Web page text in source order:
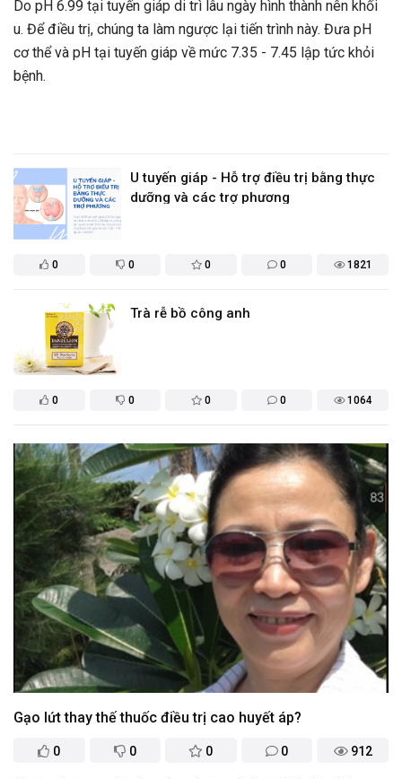
độc uống hằng ngày. Các nghiên cứu gần đây cho thấy bồ
công anh có khả năng chống ung thư rất tốt.
0 0 0 0 1821
U tuyến giáp - Hỗ trợ điều trị bằng thực
dưỡng và các trợ phương
0 0 0 0 1064
Trà rễ bồ công anh
Gạo lứt thay thế thuốc điều trị cao huyết áp?
0 0 0 0 912